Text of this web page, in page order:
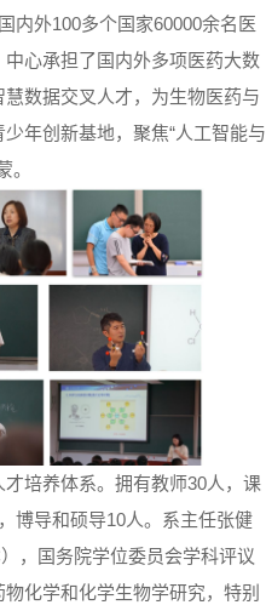
内外100多个国家60000余名医
心承担了国内外多项医药大数
数据交叉人才，为生物医药与
年创新基地，聚焦“人工智能与
。
培养体系。拥有教师30人，课
博导和硕导10人。系主任张健
，国务院学位委员会学科评议
化学和化学生物学研究，特别